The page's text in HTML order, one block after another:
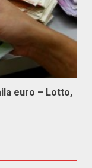
euro – Lotto,